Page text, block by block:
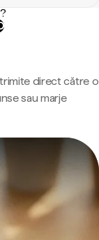
direct către o
sau marje